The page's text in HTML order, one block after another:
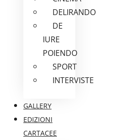
DELIRANDO
DE
IURE
POIENDO
SPORT
INTERVISTE
GALLERY
EDIZIONI
CARTACEE